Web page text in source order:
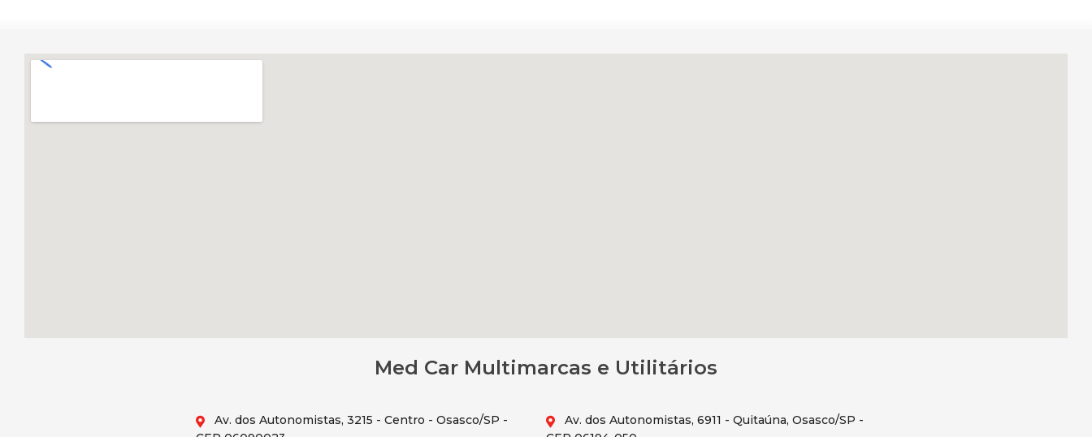
Med Car Multimarcas e Utilitários
Av. dos Autonomistas, 3215 - Centro - Osasco/SP -
Av. dos Autonomistas, 6911 - Quitaúna, Osasco/SP -